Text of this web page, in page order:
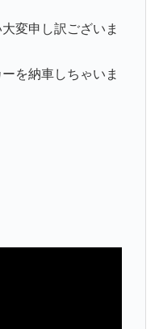
変申し訳ございま
を納車しちゃいま